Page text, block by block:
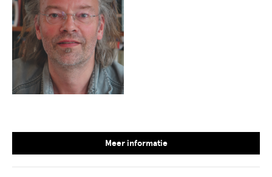
Meer informatie